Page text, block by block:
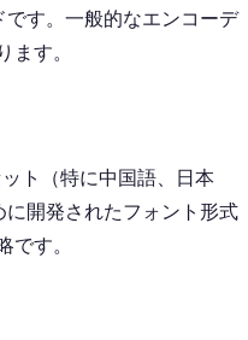
す。一般的なエンコーデ
ます。
ト（特に中国語、日本
開発されたフォント形式
です。